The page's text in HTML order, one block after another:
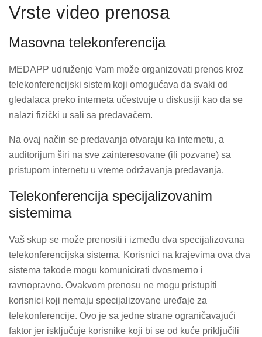
Vrste video prenosa
Masovna telekonferencija
MEDAPP udruženje Vam može organizovati prenos kroz
telekonferencijski sistem koji omogućava da svaki od
gledalaca preko interneta učestvuje u diskusiji kao da se
nalazi fizički u sali sa predavačem.
Na ovaj način se predavanja otvaraju ka internetu, a
auditorijum širi na sve zainteresovane (ili pozvane) sa
pristupom internetu u vreme održavanja predavanja.
Telekonferencija specijalizovanim
sistemima
Vaš skup se može prenositi i između dva specijalizovana
telekonferencijska sistema. Korisnici na krajevima ova dva
sistema takođe mogu komunicirati dvosmerno i
ravnopravno. Ovakvom prenosu ne mogu pristupiti
korisnici koji nemaju specijalizovane uređaje za
telekonferencije. Ovo je sa jedne strane ograničavajući
faktor jer isključuje korisnike koji bi se od kuće priključili